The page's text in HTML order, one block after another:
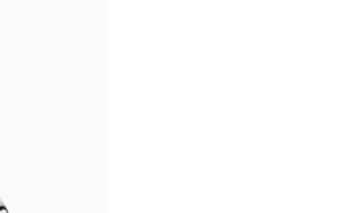
预约）
提前预约）
提前预约）
约）